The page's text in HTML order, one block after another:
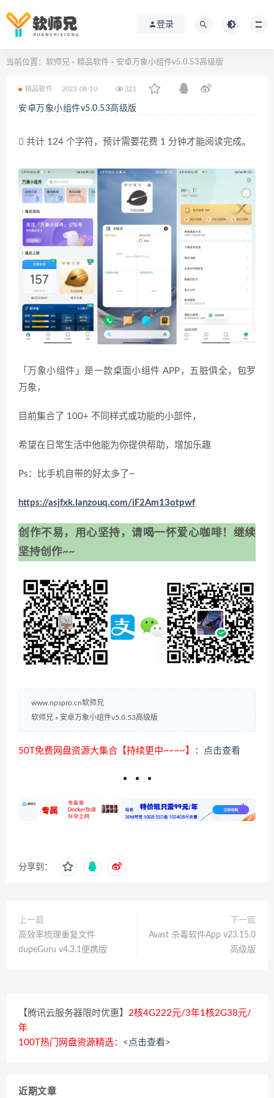
登录
当前位置： 软师兄 > 精品软件 > 安卓万象小组件v5.0.53高级版
精品软件 2023-08-10 321
安卓万象小组件v5.0.53高级版
共计 124 个字符，预计需要花费 1 分钟才能阅读完成。
「万象小组件」是一款桌面小组件 APP，五脏俱全，包罗
万象，
目前集合了 100+ 不同样式或功能的小部件，
希望在日常生活中他能为你提供帮助，增加乐趣
Ps：比手机自带的好太多了~
https://asjfxk.lanzouq.com/iF2Am13otpwf
创作不易，用心坚持，请喝一怀爱心咖啡！继续
坚持创作~~
www.npspro.cn软师兄
软师兄 » 安卓万象小组件v5.0.53高级版
50T免费网盘资源大集合【持续更中~~~~】： 点击查看
分享到：
上一篇
高效率梳理重复文件
dupeGuru v4.3.1便携版
下一篇
Avast 杀毒软件App v23.15.0
高级版
【腾讯云服务器限时优惠】 2核4G222元/3年1核2G38元/
年
100T热门网盘资源精选： <点击查看>
近期文章